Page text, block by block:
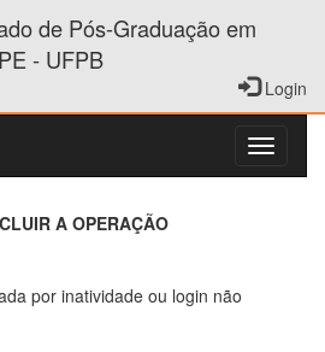
de Pós-Graduação em
- UFPB
Login
A OPERAÇÃO
por inatividade ou login não